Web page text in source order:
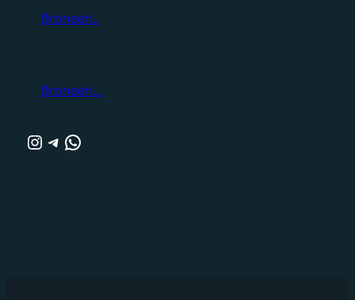
Broneeri..
Broneeri…
Instagram
Telegram
WhatsApp